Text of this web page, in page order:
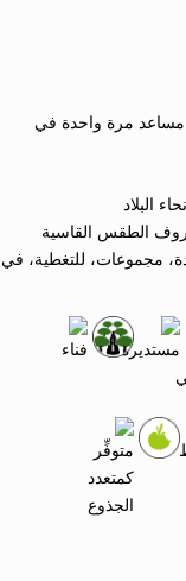
مرة واحدة في
البلاد
الطقس القاسية
مجموعات، للتغطية، في